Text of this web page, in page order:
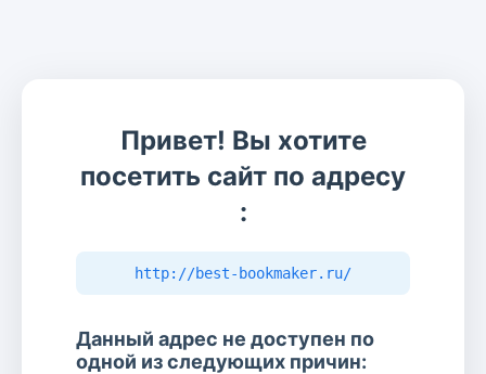
Привет! Вы хотите
посетить сайт по адресу
:
http://best-bookmaker.ru/
Данный адрес не доступен по
одной из следующих причин: